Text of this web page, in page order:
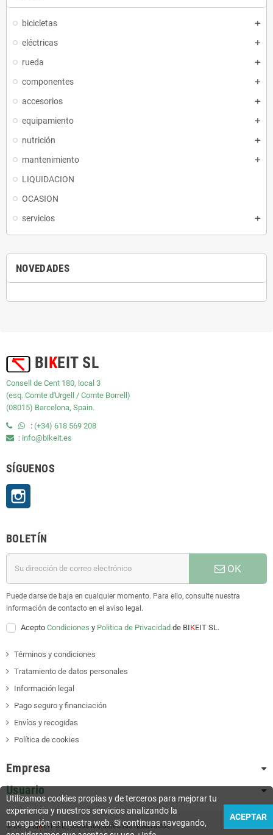
bicicletas
eléctricas
rueda
componentes
accesorios
equipamiento
nutrición
mantenimiento
LIQUIDACION
OCASION
servicios
NOVEDADES
BIKEIT SL
Consell de Cent 180, local 3
(esq. Comte d'Urgell / Comte Borrell)
(08015) Barcelona, Spain.
: (+34) 618 569 208
: info@bikeit.es
SÍGUENOS
BOLETÍN
OK
Puede darse de baja en cualquier momento. Para ello, consulte nuestra
información de contacto en el aviso legal.
Acepto Condiciones y Politica de Privacidad de BIKEIT SL.
Términos y condiciones
Tratamiento de datos personales
Información legal
Pago seguro y financiación
Envíos y recogidas
Política de cookies
Empresa
Usuario
© 2018 BIKEIT S.L., todos los derechos reservados.
Utilizamos cookies propias y de terceros para mejorar tu
experiencia y nuestros servicios analizando la
navegación en nuestra web. Si continuas navegando,
ACEPTAR